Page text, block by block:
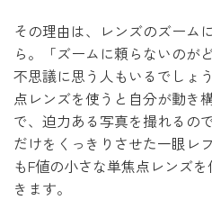
その理由は、レンズのズーム
ら。「ズームに頼らないのが
不思議に思う人もいるでしょ
点レンズを使うと自分が動き
で、迫力ある写真を撮れるの
だけをくっきりさせた一眼レ
もF値の小さな単焦点レンズ
きます。